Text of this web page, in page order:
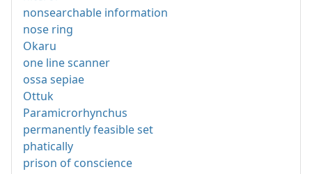
nonsearchable information
nose ring
Okaru
one line scanner
ossa sepiae
Ottuk
Paramicrorhynchus
permanently feasible set
phatically
prison of conscience